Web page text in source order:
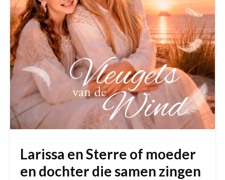
Larissa en Sterre of moeder
en dochter die samen zingen